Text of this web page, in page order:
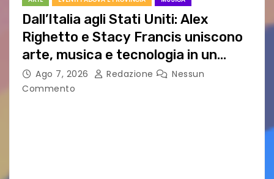
Dall’Italia agli Stati Uniti: Alex
Righetto e Stacy Francis uniscono
arte, musica e tecnologia in un
nuovo progetto internazionale”
Ago 7, 2026 Redazione
Nessun
Commento